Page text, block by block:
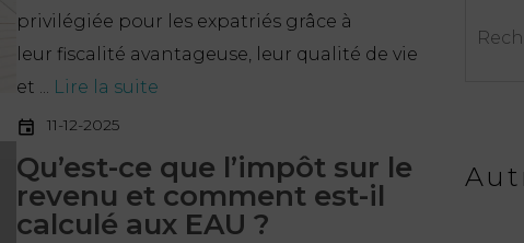
privilégiée pour les expatriés grâce à
leur fiscalité avantageuse, leur qualité de vie
et ... Lire la suite
11-12-2025
Qu’est-ce que l’impôt sur le
revenu et comment est-il
calculé aux EAU ?